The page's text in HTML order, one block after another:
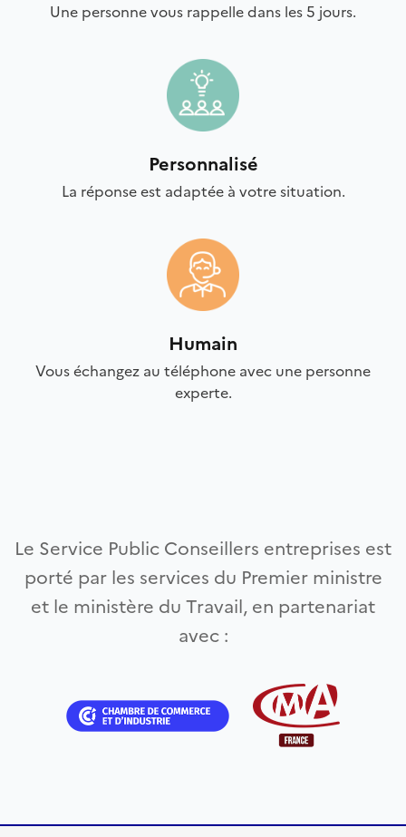
Une personne vous rappelle dans les 5 jours.
Personnalisé
La réponse est adaptée à votre situation.
Humain
Vous échangez au téléphone avec une personne
experte.
Le Service Public Conseillers entreprises est
porté par les services du Premier ministre
et le ministère du Travail, en partenariat
avec :